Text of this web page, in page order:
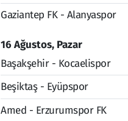
Gaziantep FK - Alanyaspor
16 Ağustos, Pazar
Başakşehir - Kocaelispor
Beşiktaş - Eyüpspor
Amed - Erzurumspor FK